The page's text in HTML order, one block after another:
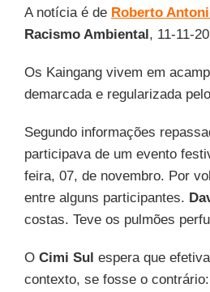
A notícia é de Roberto
Racismo Ambiental, 11-11-
Os Kaingang vivem em
demarcada e regularizada
Segundo informações
participava de um evento
feira, 07, de novembro. Por
entre alguns participantes.
costas. Teve os pulmões
O Cimi Sul espera que
contexto, se fosse o